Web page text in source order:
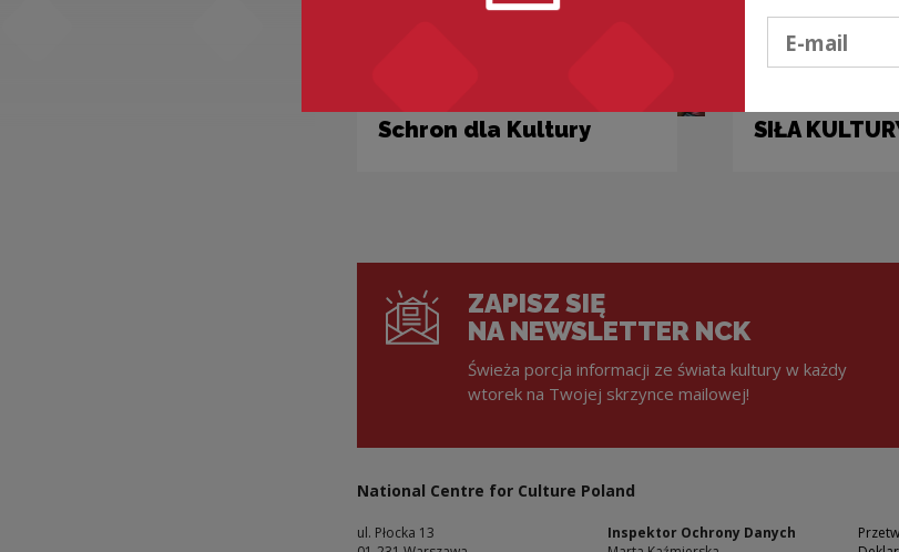
Schron dla Kultury SIŁA
ZAPISZ SIĘ
NA NEWSLETTER NCK
Świeża porcja informacji ze świata kultury w każdy
wtorek na Twojej skrzynce mailowej!
National Centre for Culture Poland
ul. Płocka 13
Inspektor Ochrony Danych